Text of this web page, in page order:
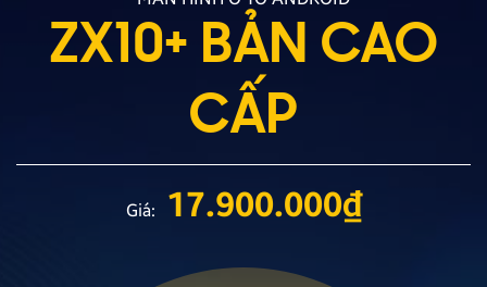
ZX10+ BẢN CAO
CẤP
Giá: 17.900.000₫